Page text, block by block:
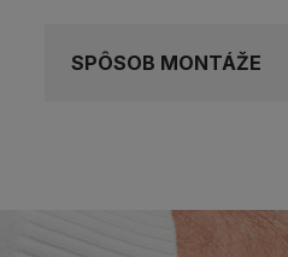
SPÔSOB MONTÁŽE